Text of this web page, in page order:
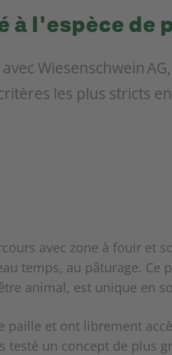
à l'espèce de
Wiesenschwein
les plus stricts
avec zone à fouir et
temps, au pâturage. Ce
animal, est unique en
et ont librement
testé un concept de plus